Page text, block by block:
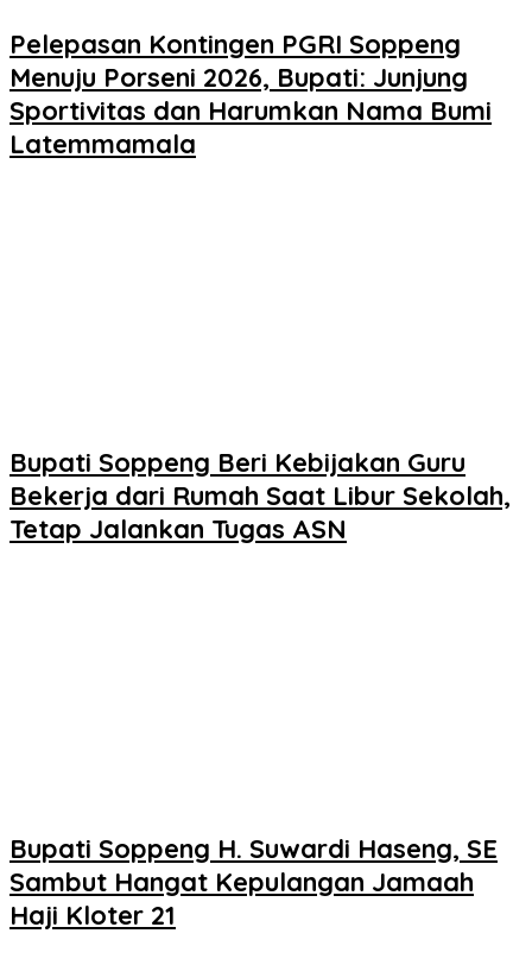
Pelepasan Kontingen PGRI Soppeng
Menuju Porseni 2026, Bupati: Junjung
Sportivitas dan Harumkan Nama Bumi
Latemmamala
Bupati Soppeng Beri Kebijakan Guru
Bekerja dari Rumah Saat Libur Sekolah,
Tetap Jalankan Tugas ASN
Bupati Soppeng H. Suwardi Haseng, SE
Sambut Hangat Kepulangan Jamaah
Haji Kloter 21